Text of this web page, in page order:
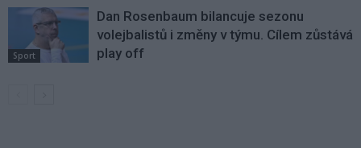
Sport
Dan Rosenbaum bilancuje sezonu
volejbalistů i změny v týmu. Cílem zůstává
play off